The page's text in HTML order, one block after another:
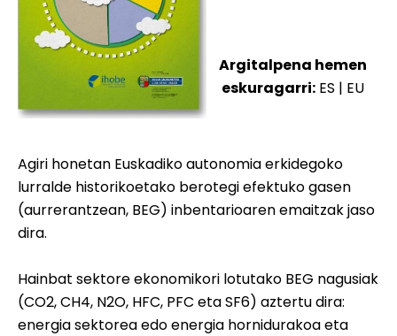
Argitalpena hemen
eskuragarri: ES | EU
Agiri honetan Euskadiko autonomia erkidegoko
lurralde historikoetako berotegi efektuko gasen
(aurrerantzean, BEG) inbentarioaren emaitzak jaso
dira.
Hainbat sektore ekonomikori lotutako BEG nagusiak
(CO2, CH4, N2O, HFC, PFC eta SF6) aztertu dira:
energia sektorea edo energia hornidurakoa eta